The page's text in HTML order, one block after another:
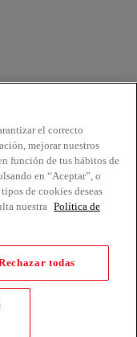
el correcto
mejorar nuestros
función de tus hábitos de
en “Aceptar”, o
de cookies deseas
nuestra Política de
todas